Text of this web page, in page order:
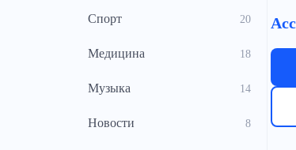
Cпорт 20
Медицина 18
Музыка 14
Новости 8